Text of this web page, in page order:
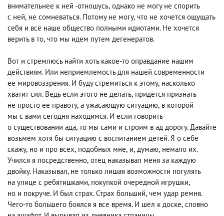
внимательнее к ней -отношусь, однако не могу не спорить
с ней, не сомневаться. Потому не могу, что не хочется ощущать
себя и всё наше общество полными идиотами. Не хочется
верить в то, что мы идем путем дегенератов.
Вот и стремлюсь найти хоть какое-то оправдание нашим
действиям. Или неприемлемость для нашей современности
ее мировоззрения. И буду стремиться к этому, насколько
хватит сил. Ведь если этого не делать, придётся признать
не просто ее правоту, а ужасающую ситуацию, в которой
мы с вами сегодня находимся. И если говорить
о существовании ада, то мы сами и строим в ад дорогу. Давайте
возьмём хотя бы ситуацию с воспитанием детей. Я о себе
скажу, но и про всех, подобных мне, и, думаю, немало их.
Учился я посредственно, отец наказывал меня за каждую
двойку. Наказывал, не только лишая возможности погулять
на улице с ребятишками, покупкой очередной игрушки,
но и покруче. И был страх. Страх больший, чем удар ремня.
Чего-то большего боялся я все время. И шел к доске, словно